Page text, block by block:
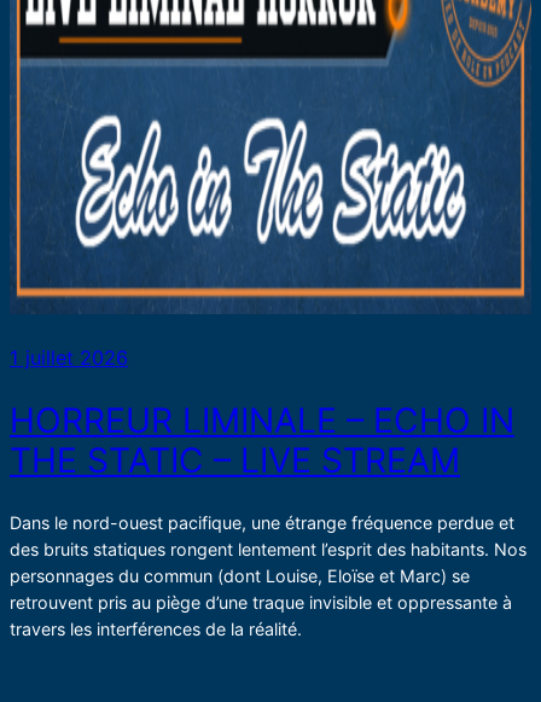
1 juillet 2026
HORREUR LIMINALE – ECHO IN
THE STATIC – LIVE STREAM
Dans le nord-ouest pacifique, une étrange fréquence perdue et
des bruits statiques rongent lentement l’esprit des habitants. Nos
personnages du commun (dont Louise, Eloïse et Marc) se
retrouvent pris au piège d’une traque invisible et oppressante à
travers les interférences de la réalité.